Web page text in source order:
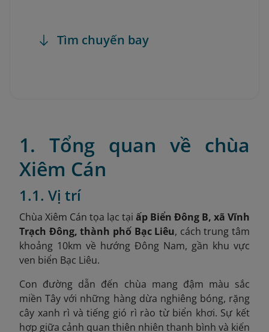
Tìm chuyến bay
1. Tổng quan về chùa
Xiêm Cán
1.1. Vị trí
Chùa Xiêm Cán tọa lạc tại ấp Biển Đông B, xã Vĩnh
Trạch Đông, thành phố Bạc Liêu, cách trung tâm
khoảng 10km về hướng Đông Nam, gần khu vực
ven biển Bạc Liêu.
Con đường dẫn đến chùa mang đậm màu sắc
miền Tây với những hàng dừa nghiêng bóng, rặng
cây xanh rì và tiếng gió rì rào từ biển khơi. Sự kết
hợp giữa cảnh quan thiên nhiên thanh bình và kiến